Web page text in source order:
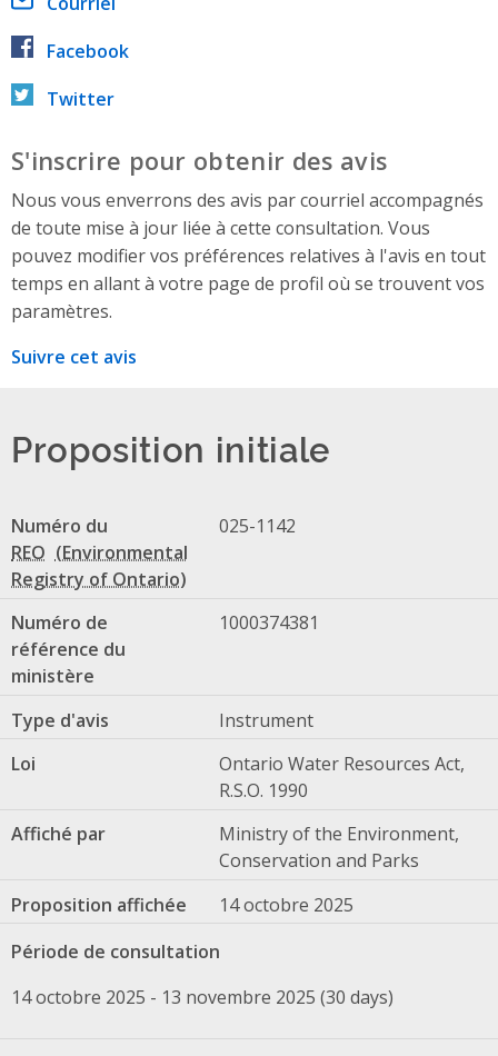
Facebook
Twitter
S'inscrire pour obtenir des avis
Nous vous enverrons des avis par courriel accompagnés
de toute mise à jour liée à cette consultation. Vous
pouvez modifier vos préférences relatives à l'avis en tout
temps en allant à votre page de profil où se trouvent vos
paramètres.
Suivre cet avis
Proposition initiale
Numéro du
REO
025-1142
Numéro de
référence du
ministère
1000374381
Type d'avis
Instrument
Loi
Ontario Water Resources Act,
R.S.O. 1990
Affiché par
Ministry of the Environment,
Conservation and Parks
Proposition affichée
14 octobre 2025
Période de consultation
14 octobre 2025 - 13 novembre 2025 (30 days)